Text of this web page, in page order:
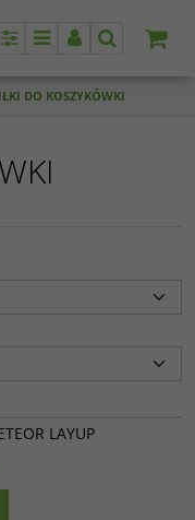
PanelMenuPanelSzukaj
DO KOSZYKÓWKI
LAYUP